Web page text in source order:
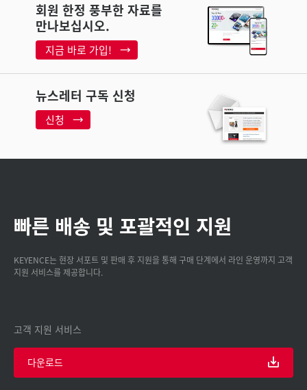
회원 한정 풍부한 자료를
만나보십시오.
지금 바로 가입!
뉴스레터 구독 신청
신청
빠른 배송 및 포괄적인 지원
KEYENCE는 현장 서포트 및 판매 후 지원을 통해 구매 단계에서 라인 운영까지 고객
지원 서비스를 제공합니다.
고객 지원 서비스
다운로드